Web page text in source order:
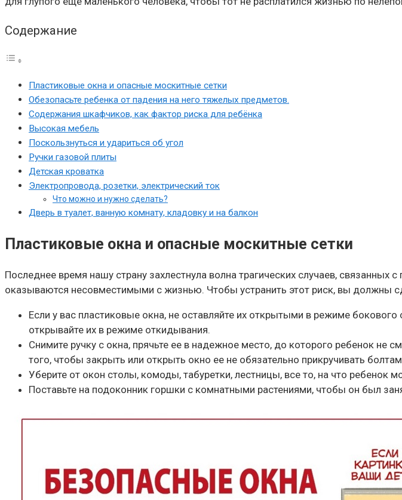
Содержание
Пластиковые окна и опасные москитные сетки
Обезопасьте ребенка от падения на него тяжелых предметов.
Содержания шкафчиков, как фактор риска для ребёнка
Высокая мебель
Поскользнуться и удариться об угол
Ручки газовой плиты
Детская кроватка
Электропровода, розетки, электрический ток
Что можно и нужно сделать?
Дверь в туалет, ванную комнату, кладовку и на балкон
Пластиковые окна и опасные москитные сетки
Последнее время нашу страну захлестнула волна трагических случаев,
оказываются несовместимыми с жизнью. Чтобы устранить этот риск, вы должны
Если у вас пластиковые окна, не оставляйте их открытыми в режиме
открывайте их в режиме откидывания.
Снимите ручку с окна, прячьте ее в надежное место, до которого ребенок не
того, чтобы закрыть или открыть окно ее не обязательно прикручивать
Уберите от окон столы, комоды, табуретки, лестницы, все то, на что ребенок
Поставьте на подоконник горшки с комнатными растениями, чтобы он был